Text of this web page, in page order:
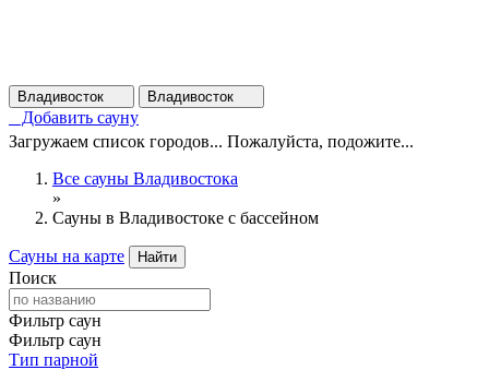
Владивосток Владивосток
Добавить сауну
Загружаем список городов... Пожалуйста, подожите...
Все сауны Владивостока
»
Сауны в Владивостоке с бассейном
Сауны на карте Найти
Поиск
Фильтр саун
Фильтр саун
Тип парной